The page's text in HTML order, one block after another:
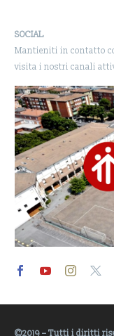
SOCIAL
Mantieniti in contatto
visita i nostri canali
Player
©2019 – Tutti i diritti